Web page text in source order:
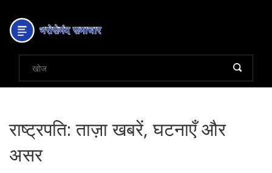
राष्ट्रपति: ताज़ा खबरें, घटनाएँ और
असर